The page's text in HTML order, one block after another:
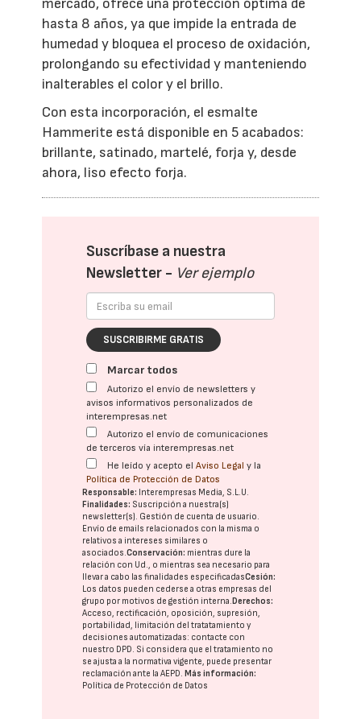
mercado, ofrece una protección óptima de
hasta 8 años, ya que impide la entrada de
humedad y bloquea el proceso de oxidación,
prolongando su efectividad y manteniendo
inalterables el color y el brillo.
Con esta incorporación, el esmalte
Hammerite está disponible en 5 acabados:
brillante, satinado, martelé, forja y, desde
ahora, liso efecto forja.
Suscríbase a nuestra
Newsletter - Ver ejemplo
SUSCRIBIRME GRATIS
Marcar todos
Autorizo el envío de newsletters y
avisos informativos personalizados de
interempresas.net
Autorizo el envío de comunicaciones
de terceros vía interempresas.net
He leído y acepto elAviso Legal y la
Política de Protección de Datos
Responsable: Interempresas Media, S.L.U.
Finalidades: Suscripción a nuestra(s)
newsletter(s). Gestión de cuenta de usuario.
Envío de emails relacionados con la misma o
relativos a intereses similares o
asociados.Conservación: mientras dure la
relación con Ud., o mientras sea necesario para
llevar a cabo las finalidades especificadasCesión:
Los datos pueden cederse a otras empresas del
grupo por motivos de gestión interna. Derechos:
Acceso, rectificación, oposición, supresión,
portabilidad, limitación del tratatamiento y
decisiones automatizadas: contacte con
nuestro DPD. Si considera que el tratamiento no
se ajusta a la normativa vigente, puede presentar
reclamación ante laAEPD. Más información:
Política de Protección de Datos